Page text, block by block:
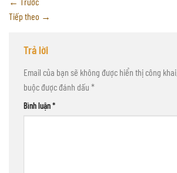
Tiếp theo →
Trả lời
Email của bạn sẽ không được hiển thị công khai.
buộc được đánh dấu *
Bình luận*